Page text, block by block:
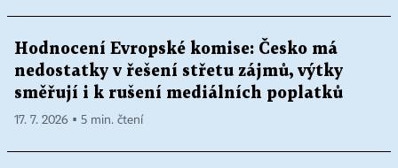
Hodnocení Evropské komise: Česko má
nedostatky v řešení střetu zájmů, výtky
směřují i k rušení mediálních poplatků
17. 7. 2026 ▪ 5 min. čtení